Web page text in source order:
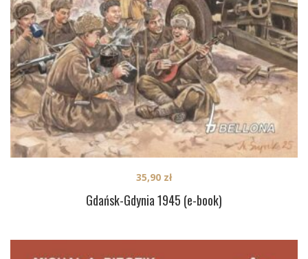
Gdańsk-Gdynia 1945 (e-book)
35,90 zł